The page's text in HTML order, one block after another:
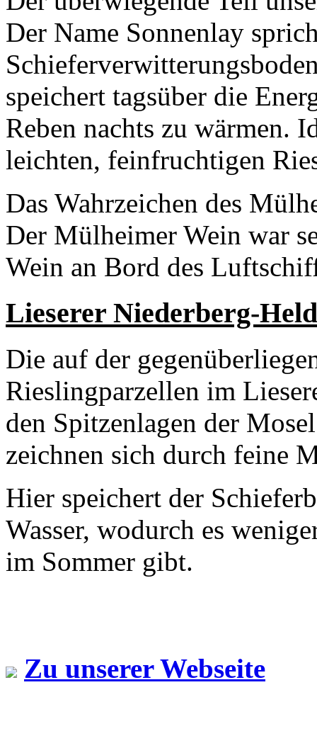
Der Name Sonnenlay
speichert tagsüber die
Reben nachts zu wärmen.
leichten, feinfruchtigen
Das Wahrzeichen des
Der Mülheimer Wein war
Wein an Bord des
Lieserer Niederberg-
Die auf der
Rieslingparzellen im
den Spitzenlagen der
zeichnen sich durch feine
Hier speichert der
Wasser, wodurch es
im Sommer gibt.
Zu unserer Webseite